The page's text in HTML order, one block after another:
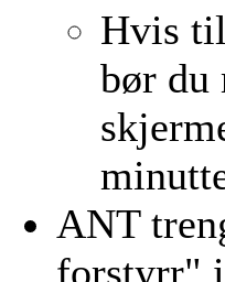
Hvis
bør du
ANT
forstyrr"